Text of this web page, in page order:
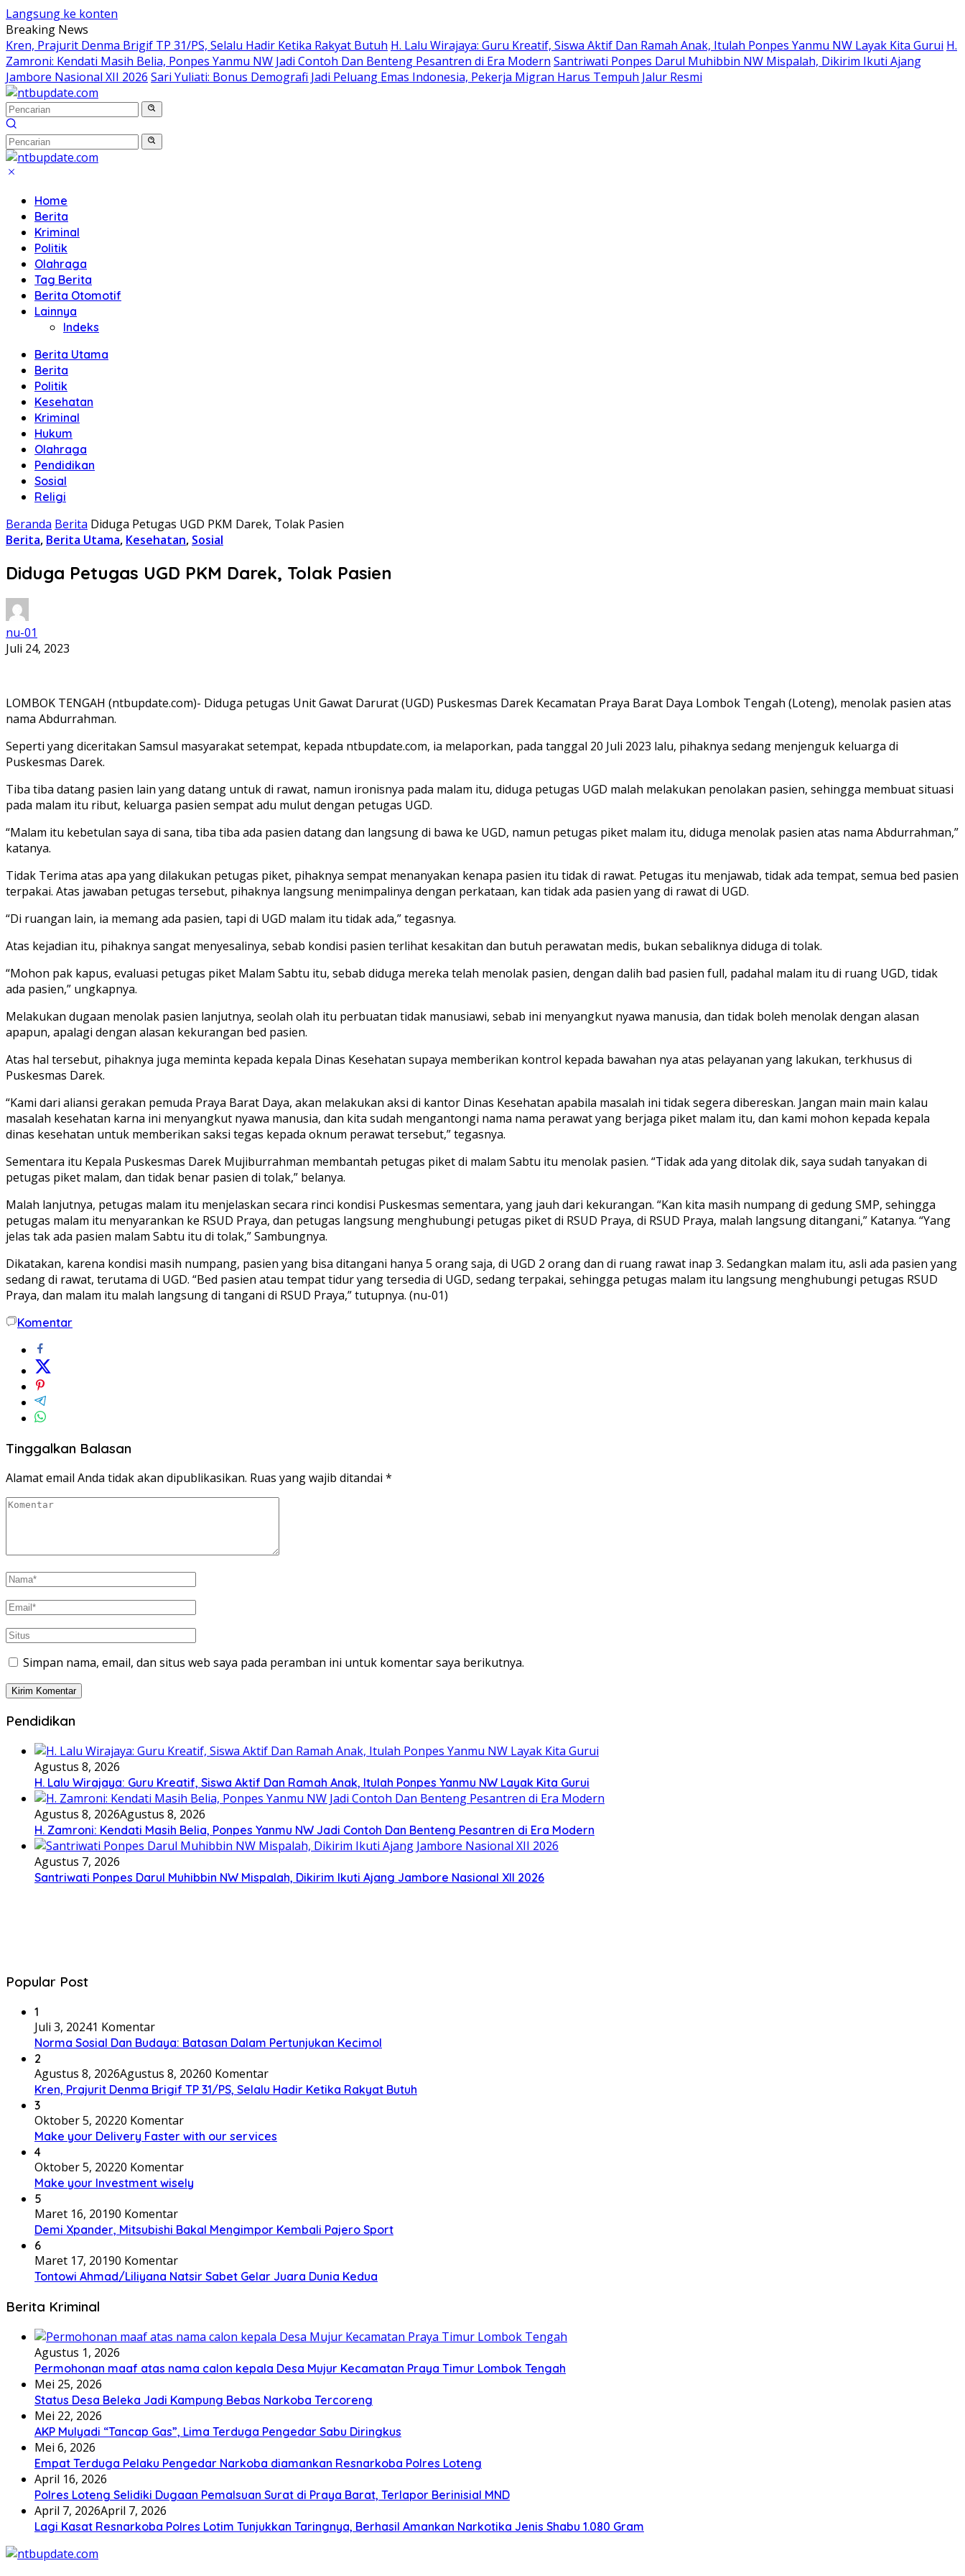
Langsung ke konten
Breaking News
Kren, Prajurit Denma Brigif TP 31/PS, Selalu Hadir Ketika Rakyat Butuh H. Lalu Wirajaya: Guru Kreatif, Siswa Aktif Dan Ramah Anak, Itulah Ponpes Yanmu NW Layak Kita Gurui H.
Zamroni: Kendati Masih Belia, Ponpes Yanmu NW Jadi Contoh Dan Benteng Pesantren di Era Modern Santriwati Ponpes Darul Muhibbin NW Mispalah, Dikirim Ikuti Ajang
Jambore Nasional XII 2026 Sari Yuliati: Bonus Demografi Jadi Peluang Emas Indonesia, Pekerja Migran Harus Tempuh Jalur Resmi
Home
Berita
Kriminal
Politik
Olahraga
Tag Berita
Berita Otomotif
Lainnya
Indeks
Berita Utama
Berita
Politik
Kesehatan
Kriminal
Hukum
Olahraga
Pendidikan
Sosial
Religi
Beranda Berita Diduga Petugas UGD PKM Darek, Tolak Pasien
Berita, Berita Utama, Kesehatan, Sosial
Diduga Petugas UGD PKM Darek, Tolak Pasien
nu-01
Juli 24, 2023
LOMBOK TENGAH (ntbupdate.com)- Diduga petugas Unit Gawat Darurat (UGD) Puskesmas Darek Kecamatan Praya Barat Daya Lombok Tengah (Loteng), menolak pasien atas
nama Abdurrahman.
Seperti yang diceritakan Samsul masyarakat setempat, kepada ntbupdate.com, ia melaporkan, pada tanggal 20 Juli 2023 lalu, pihaknya sedang menjenguk keluarga di
Puskesmas Darek.
Tiba tiba datang pasien lain yang datang untuk di rawat, namun ironisnya pada malam itu, diduga petugas UGD malah melakukan penolakan pasien, sehingga membuat situasi
pada malam itu ribut, keluarga pasien sempat adu mulut dengan petugas UGD.
“Malam itu kebetulan saya di sana, tiba tiba ada pasien datang dan langsung di bawa ke UGD, namun petugas piket malam itu, diduga menolak pasien atas nama Abdurrahman,”
katanya.
Tidak Terima atas apa yang dilakukan petugas piket, pihaknya sempat menanyakan kenapa pasien itu tidak di rawat. Petugas itu menjawab, tidak ada tempat, semua bed pasien
terpakai. Atas jawaban petugas tersebut, pihaknya langsung menimpalinya dengan perkataan, kan tidak ada pasien yang di rawat di UGD.
“Di ruangan lain, ia memang ada pasien, tapi di UGD malam itu tidak ada,” tegasnya.
Atas kejadian itu, pihaknya sangat menyesalinya, sebab kondisi pasien terlihat kesakitan dan butuh perawatan medis, bukan sebaliknya diduga di tolak.
“Mohon pak kapus, evaluasi petugas piket Malam Sabtu itu, sebab diduga mereka telah menolak pasien, dengan dalih bad pasien full, padahal malam itu di ruang UGD, tidak
ada pasien,” ungkapnya.
Melakukan dugaan menolak pasien lanjutnya, seolah olah itu perbuatan tidak manusiawi, sebab ini menyangkut nyawa manusia, dan tidak boleh menolak dengan alasan
apapun, apalagi dengan alasan kekurangan bed pasien.
Atas hal tersebut, pihaknya juga meminta kepada kepala Dinas Kesehatan supaya memberikan kontrol kepada bawahan nya atas pelayanan yang lakukan, terkhusus di
Puskesmas Darek.
“Kami dari aliansi gerakan pemuda Praya Barat Daya, akan melakukan aksi di kantor Dinas Kesehatan apabila masalah ini tidak segera dibereskan. Jangan main main kalau
masalah kesehatan karna ini menyangkut nyawa manusia, dan kita sudah mengantongi nama nama perawat yang berjaga piket malam itu, dan kami mohon kepada kepala
dinas kesehatan untuk memberikan saksi tegas kepada oknum perawat tersebut,” tegasnya.
Sementara itu Kepala Puskesmas Darek Mujiburrahman membantah petugas piket di malam Sabtu itu menolak pasien. “Tidak ada yang ditolak dik, saya sudah tanyakan di
petugas piket malam, dan tidak benar pasien di tolak,” belanya.
Malah lanjutnya, petugas malam itu menjelaskan secara rinci kondisi Puskesmas sementara, yang jauh dari kekurangan. “Kan kita masih numpang di gedung SMP, sehingga
petugas malam itu menyarankan ke RSUD Praya, dan petugas langsung menghubungi petugas piket di RSUD Praya, di RSUD Praya, malah langsung ditangani,” Katanya. “Yang
jelas tak ada pasien malam Sabtu itu di tolak,” Sambungnya.
Dikatakan, karena kondisi masih numpang, pasien yang bisa ditangani hanya 5 orang saja, di UGD 2 orang dan di ruang rawat inap 3. Sedangkan malam itu, asli ada pasien yang
sedang di rawat, terutama di UGD. “Bed pasien atau tempat tidur yang tersedia di UGD, sedang terpakai, sehingga petugas malam itu langsung menghubungi petugas RSUD
Praya, dan malam itu malah langsung di tangani di RSUD Praya,” tutupnya. (nu-01)
Komentar
Tinggalkan Balasan
Alamat email Anda tidak akan dipublikasikan. Ruas yang wajib ditandai *
Simpan nama, email, dan situs web saya pada peramban ini untuk komentar saya berikutnya.
Pendidikan
Agustus 8, 2026
H. Lalu Wirajaya: Guru Kreatif, Siswa Aktif Dan Ramah Anak, Itulah Ponpes Yanmu NW Layak Kita Gurui
Agustus 8, 2026Agustus 8, 2026
H. Zamroni: Kendati Masih Belia, Ponpes Yanmu NW Jadi Contoh Dan Benteng Pesantren di Era Modern
Agustus 7, 2026
Santriwati Ponpes Darul Muhibbin NW Mispalah, Dikirim Ikuti Ajang Jambore Nasional XII 2026
Popular Post
1
Juli 3, 20241 Komentar
Norma Sosial Dan Budaya: Batasan Dalam Pertunjukan Kecimol
2
Agustus 8, 2026Agustus 8, 20260 Komentar
Kren, Prajurit Denma Brigif TP 31/PS, Selalu Hadir Ketika Rakyat Butuh
3
Oktober 5, 20220 Komentar
Make your Delivery Faster with our services
4
Oktober 5, 20220 Komentar
Make your Investment wisely
5
Maret 16, 20190 Komentar
Demi Xpander, Mitsubishi Bakal Mengimpor Kembali Pajero Sport
6
Maret 17, 20190 Komentar
Tontowi Ahmad/Liliyana Natsir Sabet Gelar Juara Dunia Kedua
Berita Kriminal
Agustus 1, 2026
Permohonan maaf atas nama calon kepala Desa Mujur Kecamatan Praya Timur Lombok Tengah
Mei 25, 2026
Status Desa Beleka Jadi ‎Kampung Bebas Narkoba Tercoreng
Mei 22, 2026
AKP Mulyadi “Tancap Gas”, Lima Terduga Pengedar Sabu Diringkus
Mei 6, 2026
Empat Terduga Pelaku Pengedar Narkoba diamankan Resnarkoba Polres Loteng
April 16, 2026
Polres Loteng Selidiki Dugaan Pemalsuan Surat di Praya Barat, Terlapor Berinisial MND
April 7, 2026April 7, 2026
Lagi Kasat Resnarkoba Polres Lotim Tunjukkan Taringnya, Berhasil Amankan Narkotika Jenis Shabu 1.080 Gram